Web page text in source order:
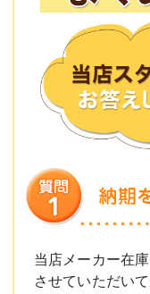
当店メーカー在
させていただい